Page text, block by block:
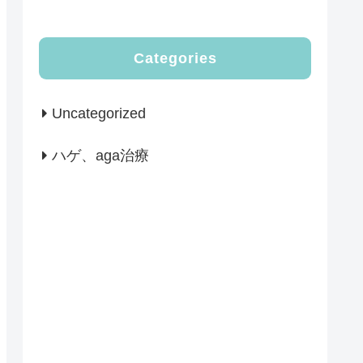
Categories
Uncategorized
ハゲ、aga治療